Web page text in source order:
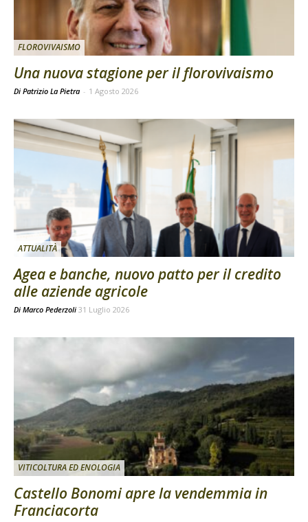
FLOROVIVAISMO
Una nuova stagione per il florovivaismo
Di Patrizio La Pietra - 1 Agosto 2026
ATTUALITÀ
Agea e banche, nuovo patto per il credito
alle aziende agricole
Di Marco Pederzoli 31 Luglio 2026
VITICOLTURA ED ENOLOGIA
Castello Bonomi apre la vendemmia in
Franciacorta